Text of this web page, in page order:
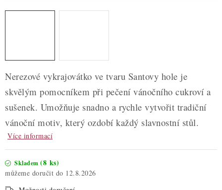
Hodnocení obchodu
Blog
Moje objednávka
Podmínky ochrany osobních údajů
Nerezové vykrajovátko ve tvaru Santovy hole je
skvělým pomocníkem při pečení vánočního cukroví a
sušenek. Umožňuje snadno a rychle vytvořit tradiční
vánoční motiv, který ozdobí každý slavnostní stůl.
Více informací
Skladem (8 ks)
12.8.2026